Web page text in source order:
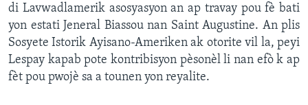
di Lavwadlamerik asosyasyon an ap travay pou fè bati
yon estati Jeneral Biassou nan Saint Augustine. An plis
Sosyete Istorik Ayisano-Ameriken ak otorite vil la, peyi
Lespay kapab pote kontribisyon pèsonèl li nan efò k ap
fèt pou pwojè sa a tounen yon reyalite.